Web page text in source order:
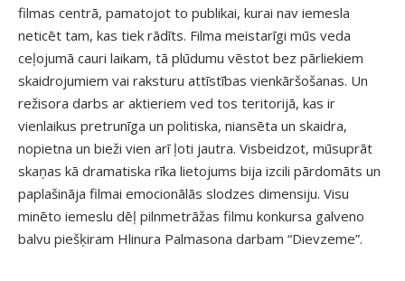
filmas centrā, pamatojot to publikai, kurai nav iemesla
neticēt tam, kas tiek rādīts. Filma meistarīgi mūs veda
ceļojumā cauri laikam, tā plūdumu vēstot bez pārliekiem
skaidrojumiem vai raksturu attīstības vienkāršošanas. Un
režisora darbs ar aktieriem ved tos teritorijā, kas ir
vienlaikus pretrunīga un politiska, niansēta un skaidra,
nopietna un bieži vien arī ļoti jautra. Visbeidzot, mūsuprāt
skaņas kā dramatiska rīka lietojums bija izcili pārdomāts un
paplašināja filmai emocionālās slodzes dimensiju. Visu
minēto iemeslu dēļ pilnmetrāžas filmu konkursa galveno
balvu piešķiram Hlinura Palmasona darbam “Dievzeme”.